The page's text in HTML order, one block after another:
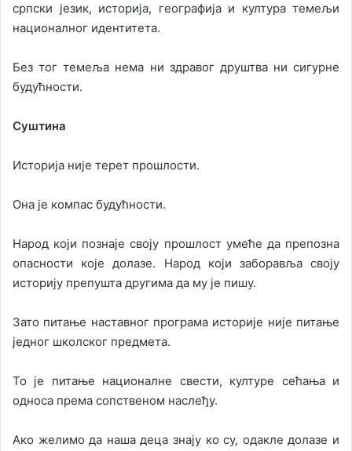
српски језик, историја, географија и култура темељи
националног идентитета.
Без тог темеља нема ни здравог друштва ни сигурне
будућности.
Суштина
Историја није терет прошлости.
Она је компас будућности.
Народ који познаје своју прошлост умеће да препозна
опасности које долазе. Народ који заборавља своју
историју препушта другима да му је пишу.
Зато питање наставног програма историје није питање
једног школског предмета.
То је питање националне свести, културе сећања и
односа према сопственом наслеђу.
Ако желимо да наша деца знају ко су, одакле долазе и